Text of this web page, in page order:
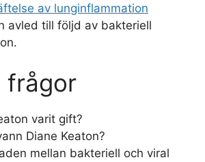
av lunginflammation
avled till följd av bakteriell
frågor
varit gift?
Diane Keaton?
mellan bakteriell och viral